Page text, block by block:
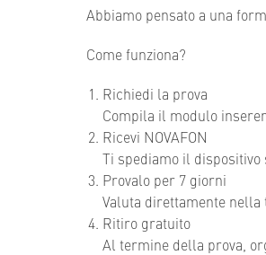
Abbiamo pensato a una
Come funziona?
Richiedi la prova
Compila il modulo
Ricevi NOVAFON
Ti spediamo il dispositivo
Provalo per 7 giorni
Valuta direttamente nella
Ritiro gratuito
Al termine della prova,